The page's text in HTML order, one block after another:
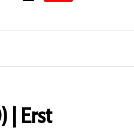
| Erst